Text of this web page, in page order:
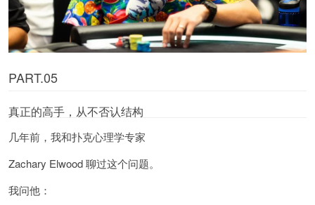
PART.05
真正的高手，从不否认结构
几年前，我和扑克心理学专家
Zachary Elwood聊过这个问题。
我问他：